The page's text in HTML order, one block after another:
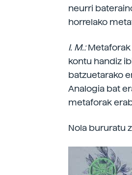
neurri
horrelako
I. M.:Metaforak
kontu handiz
batzuetarako
Analogia bat
metaforak
Nola bururatu